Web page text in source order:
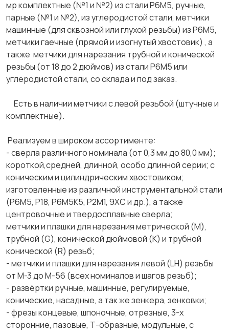
мр комплектные (№1 и №2) из стали Р6М5, ручные,
парные (№1 и №2), из углеродистой стали, метчики
машинные (для сквозной или глухой резьбы) из Р6М5,
метчики гаечные (прямой и изогнутый хвостовик) , а
также метчики для нарезания трубной и конической
резьбы (от 18 до 2 дюймов) из стали Р6М5 или
углеродистой стали, со склада и под заказ.
Есть в наличии метчики с левой резьбой (штучные и
комплектные).
Реализуем в широком ассортименте:
- сверла различного номинала (от 0,3 мм до 80,0 мм);
короткой,средней, длинной, особо длинной серии; с
коническим и цилиндрическим хвостовиком;
изготовленные из различной инструментальной стали
(Р6М5, Р18, Р6М5К5, Р2М1, 9ХС и др.), а также
центровочные и твердосплавные сверла;
метчики и плашки для нарезания метрической (М),
трубной (G), конической дюймовой (К) и трубной
конической (R) резьб;
- метчики и плашки для нарезания левой (LH) резьбы
от М-3 до М-56 (всех номиналов и шагов резьб);
- развёртки ручные, машинные, регулируемые,
конические, насадные, а так же зенкера, зенковки;
- фрезы концевые, шпоночные, отрезные, 3-х
сторонние, пазовые, Т-образные, модульные, с